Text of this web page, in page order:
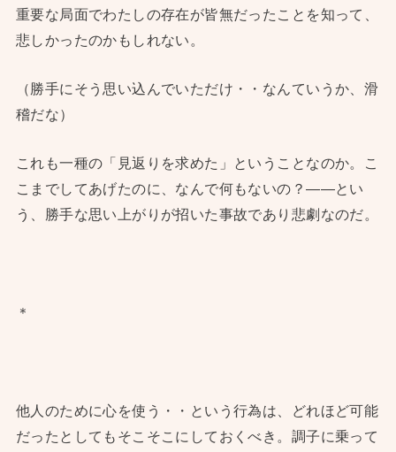
重要な局面でわたしの存在が皆無だったことを知って、
悲しかったのかもしれない。
（勝手にそう思い込んでいただけ・・なんていうか、滑
稽だな）
これも一種の「見返りを求めた」ということなのか。こ
こまでしてあげたのに、なんで何もないの？——とい
う、勝手な思い上がりが招いた事故であり悲劇なのだ。
＊
他人のために心を使う・・という行為は、どれほど可能
だったとしてもそこそこにしておくべき。調子に乗って